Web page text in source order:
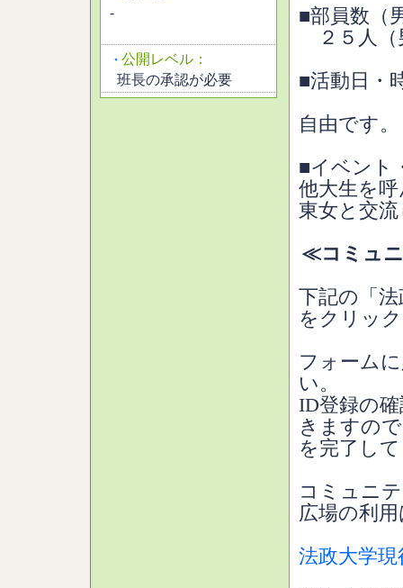
-
・ 公開レベル：
班長の承認が必要
■部員数（
２５人
■活動日・
自由です。
■イベント
他大生を
東女と交
≪コミュ
下記の「
をクリッ
フォーム
い。
ID登録の
きますの
を完了し
コミュニ
広場の利
法政大学